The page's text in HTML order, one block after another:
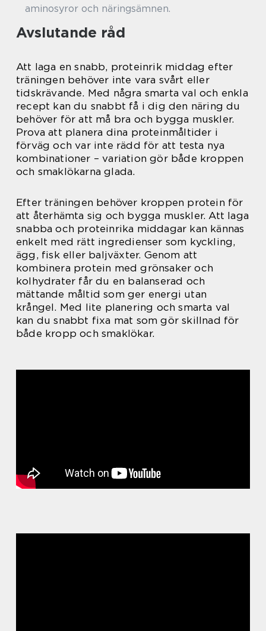
aminosyror och näringsämnen.
Avslutande råd
Att laga en snabb, proteinrik middag efter
träningen behöver inte vara svårt eller
tidskrävande. Med några smarta val och enkla
recept kan du snabbt få i dig den näring du
behöver för att må bra och bygga muskler.
Prova att planera dina proteinmåltider i
förväg och var inte rädd för att testa nya
kombinationer – variation gör både kroppen
och smaklökarna glada.
Efter träningen behöver kroppen protein för
att återhämta sig och bygga muskler. Att laga
snabba och proteinrika middagar kan kännas
enkelt med rätt ingredienser som kyckling,
ägg, fisk eller baljväxter. Genom att
kombinera protein med grönsaker och
kolhydrater får du en balanserad och
mättande måltid som ger energi utan
krångel. Med lite planering och smarta val
kan du snabbt fixa mat som gör skillnad för
både kropp och smaklökar.